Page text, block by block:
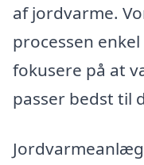
af jordvarme.
processen
fokusere på at
passer bedst til